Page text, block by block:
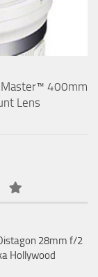
Master™ 400mm
Lens
28mm f/2
Hollywood